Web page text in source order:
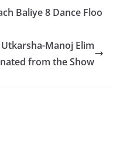
Baliye 8 Dance Floo
Manoj Elim
from the Show